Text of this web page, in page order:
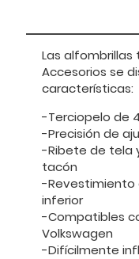
Las alfombrillas
Accesorios se
características:
-Terciopelo de
-Precisión de
-Ribete de tela
tacón
-Revestimiento
inferior
-Compatibles
Volkswagen
-Difícilmente